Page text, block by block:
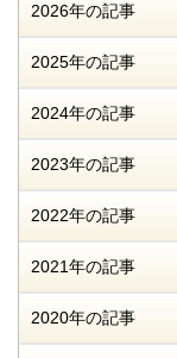
2026年の記事
2025年の記事
2024年の記事
2023年の記事
2022年の記事
2021年の記事
2020年の記事